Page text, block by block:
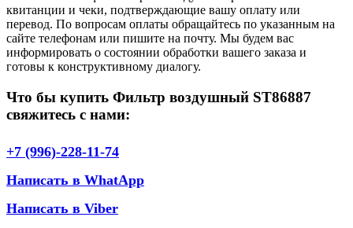
квитанции и чеки, подтверждающие вашу оплату или
перевод. По вопросам оплаты обращайтесь по указанным на
сайте телефонам или пишите на почту. Мы будем вас
информировать о состоянии обработки вашего заказа и
готовы к конструктивному диалогу.
Что бы купить Фильтр воздушный ST86887
свяжитесь с нами:
+7 (996)-228-11-74
Написать в WhatApp
Написать в Viber